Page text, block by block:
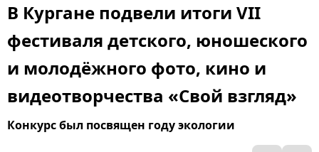
В Кургане подвели итоги VII
фестиваля детского, юношеского
и молодёжного фото, кино и
видеотворчества «Свой взгляд»
Конкурс был посвящен году экологии